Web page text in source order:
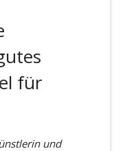
für
und